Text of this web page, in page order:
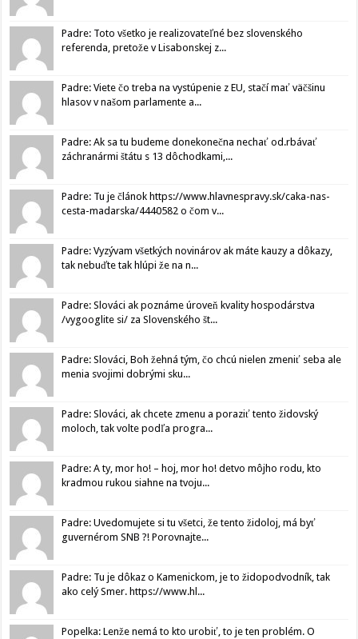
Padre: Toto všetko je realizovateľné bez slovenského
referenda, pretože v Lisabonskej z...
Padre: Viete čo treba na vystúpenie z EU, stačí mať väčšinu
hlasov v našom parlamente a...
Padre: Ak sa tu budeme donekonečna nechať od.rbávať
záchranármi štátu s 13 dôchodkami,...
Padre: Tu je článok https://www.hlavnespravy.sk/caka-nas-
cesta-madarska/4440582 o čom v...
Padre: Vyzývam všetkých novinárov ak máte kauzy a dôkazy,
tak nebuďte tak hlúpi že na n...
Padre: Slováci ak poznáme úroveň kvality hospodárstva
/vygooglite si/ za Slovenského št...
Padre: Slováci, Boh žehná tým, čo chcú nielen zmeniť seba ale
menia svojimi dobrými sku...
Padre: Slováci, ak chcete zmenu a poraziť tento židovský
moloch, tak volte podľa progra...
Padre: A ty, mor ho! – hoj, mor ho! detvo môjho rodu, kto
kradmou rukou siahne na tvoju...
Padre: Uvedomujete si tu všetci, že tento židoloj, má byť
guvernérom SNB ?! Porovnajte...
Padre: Tu je dôkaz o Kamenickom, je to židopodvodník, tak
ako celý Smer. https://www.hl...
Popelka: Lenže nemá to kto urobiť, to je ten problém. O